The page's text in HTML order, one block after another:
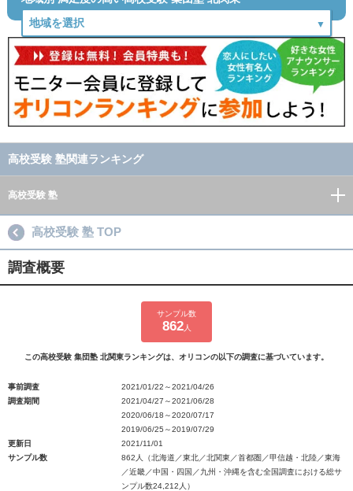
高校受験 塾関連ランキング
高校受験 塾
高校受験 塾 TOP
調査概要
サンプル数
862人
この高校受験 集団塾 北関東ランキングは、オリコンの以下の調査に基づいています。
事前調査
2021/01/22～2021/04/26
調査期間
2021/04/27～2021/06/28
2020/06/18～2020/07/17
2019/06/25～2019/07/29
更新日
2021/11/01
サンプル数
862人（北海道／東北／北関東／首都圏／甲信越・北陸／東海
／近畿／中国・四国／九州・沖縄を含む全国調査における総サ
ンプル数24,212人）